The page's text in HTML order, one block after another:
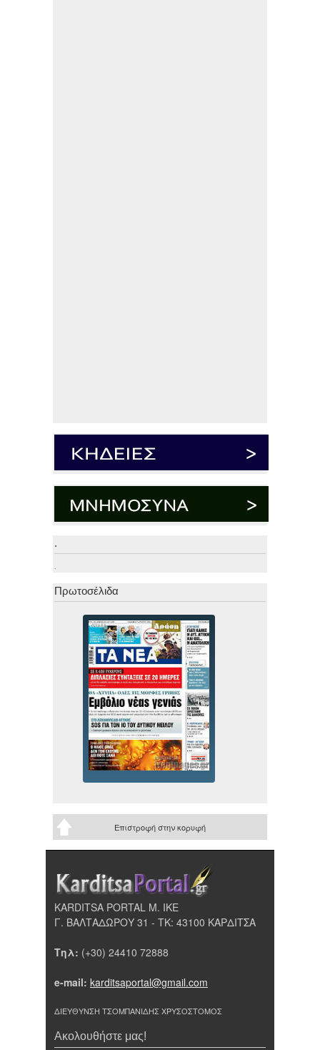
.
.
Πρωτοσέλιδα
Επιστροφή στην κορυφή
KARDITSA PORTAL Μ. ΙΚΕ
Γ. ΒΑΛΤΑΔΩΡΟΥ 31 - ΤΚ: 43100 ΚΑΡΔΙΤΣΑ
Τηλ: (+30) 24410 72888
e-mail: karditsaportal@gmail.com
ΔΙΕΥΘΥΝΣΗ ΤΣΟΜΠΑΝΙΔΗΣ ΧΡΥΣΟΣΤΟΜΟΣ
Ακολουθήστε μας!